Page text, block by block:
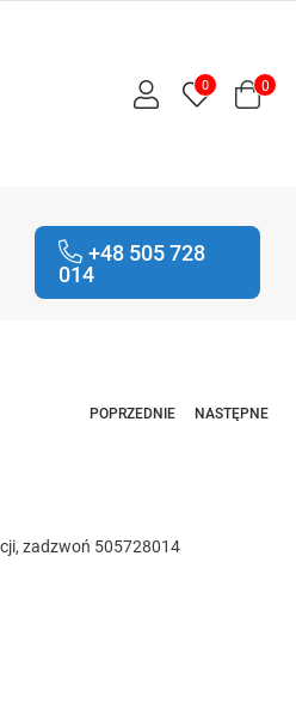
0 0
+48 505 728
014
POPRZEDNIE NASTĘPNE
zadzwoń 505728014